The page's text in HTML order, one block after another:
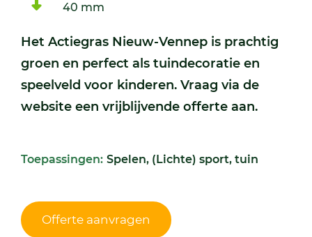
40 mm
Het Actiegras Nieuw-Vennep is prachtig
groen en perfect als tuindecoratie en
speelveld voor kinderen. Vraag via de
website een vrijblijvende offerte aan.
Toepassingen: Spelen, (Lichte) sport, tuin
Offerte aanvragen